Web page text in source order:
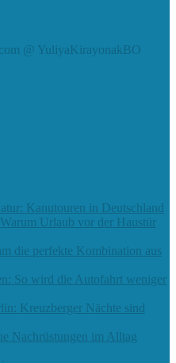
@ YuliyaKirayonakBO
Kanutouren in Deutschland
Urlaub vor der Haustür
die perfekte Kombination aus
So wird die Autofahrt weniger
Kreuzberger Nächte sind
Nachrüstungen im Alltag